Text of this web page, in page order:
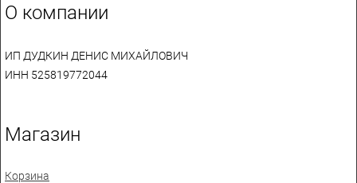
О компании
ИП ДУДКИН ДЕНИС МИХАЙЛОВИЧ
ИНН 525819772044
Магазин
Корзина